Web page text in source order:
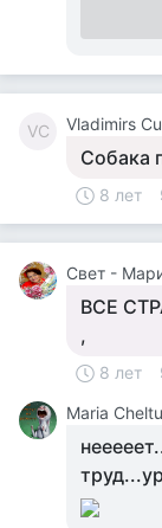
VC Vladimirs
Собака
8 лет
Свет -
ВСЕ
,
8 лет
Maria